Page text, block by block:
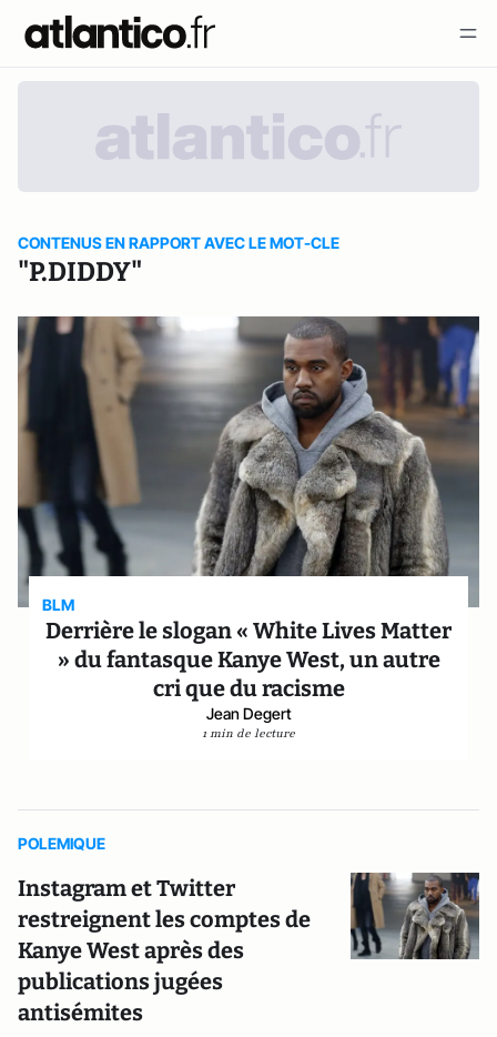
CONTENUS EN RAPPORT AVEC LE MOT-CLE
"P.DIDDY"
BLM
Derrière le slogan « White Lives Matter
» du fantasque Kanye West, un autre
cri que du racisme
Jean Degert
1 min de lecture
POLEMIQUE
Instagram et Twitter
restreignent les comptes de
Kanye West après des
publications jugées
antisémites